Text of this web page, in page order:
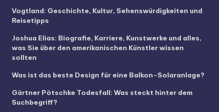
Vogtland: Geschichte, Kultur, Sehenswürdigkeiten und
Reisetipps
Joshua Elias: Biografie, Karriere, Kunstwerke und alles,
was Sie über den amerikanischen Künstler wissen
sollten
Was ist das beste Design für eine Balkon-Solaranlage?
Gärtner Pötschke Todesfall: Was steckt hinter dem
Suchbegriff?